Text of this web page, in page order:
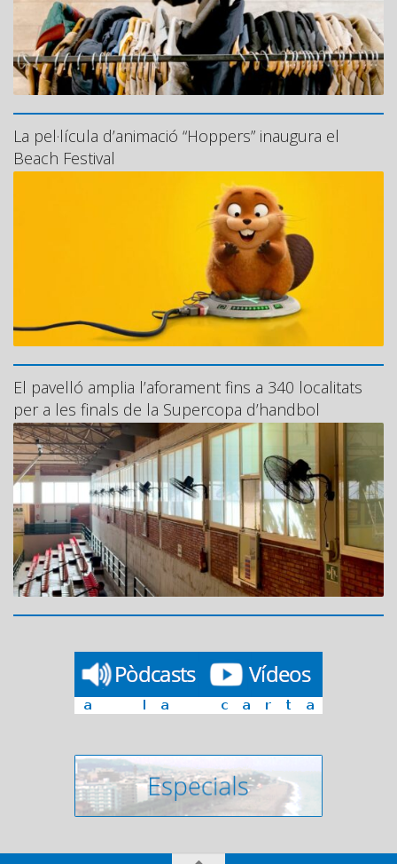
La pel·lícula d’animació “Hoppers” inaugura el
Beach Festival
El pavelló amplia l’aforament fins a 340 localitats
per a les finals de la Supercopa d’handbol